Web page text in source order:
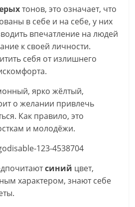
тонов, это означает, что
в себе и на себе, у них
впечатление на людей
к своей личности.
себя от излишнего
ярко жёлтый,
о желании привлечь
Как правило, это
и молодёжи.
синий цвет,
характером, знают себе